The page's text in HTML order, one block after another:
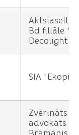
Aktsiaselts
Bd filiāle
Decolight
SIA
Zvērināts
advokāts